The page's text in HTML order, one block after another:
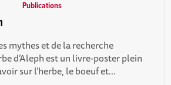
Publications
mythes et de la recherche
d’Aleph est un livre-poster plein
sur l’herbe, le boeuf et...